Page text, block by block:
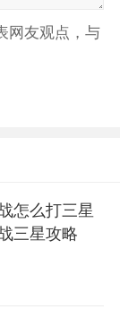
网友观点，与
怎么打三星
三星攻略